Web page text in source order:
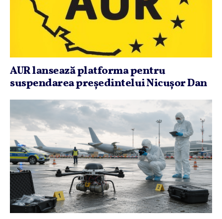
AUR lansează platforma pentru
suspendarea preşedintelui Nicuşor Dan